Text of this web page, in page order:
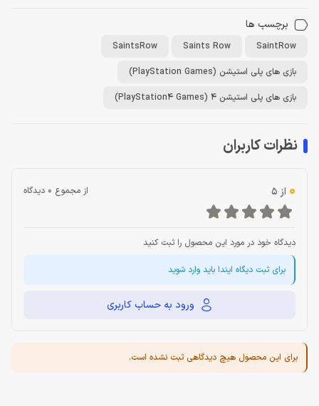
برچسب ها
SaintRow
Saints Row
SaintsRow
بازی های پلی استیشن (PlayStation Games)
بازی های پلی استیشن 4 (PlayStation4 Games)
نظرات کاربران
0 از 5 از مجموع 0 دیدگاه
دیدگاه خود در مورد این محصول را ثبت کنید
برای ثبت دیگاه ایندا باید وارد شوید
ورود به حساب کاربری
برای این محصول هیچ دیدگاهی ثبت نشده است.